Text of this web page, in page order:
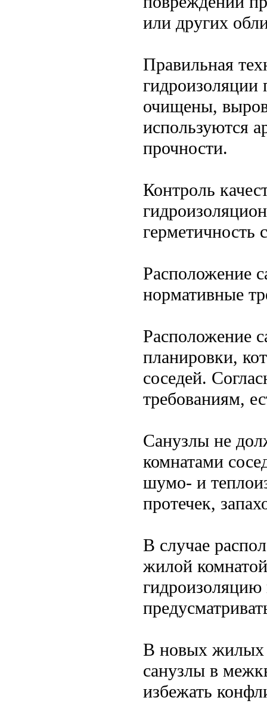
или других
Правильная
очищены,
используются
прочности.
Контроль
Расположение
нормативные
Расположение
планировки,
соседей.
требованиям,
Санузлы не
комнатами
шумо- и
протечек,
В случае
жилой
гидроизоляцию
В новых жилых
санузлы в
избежать